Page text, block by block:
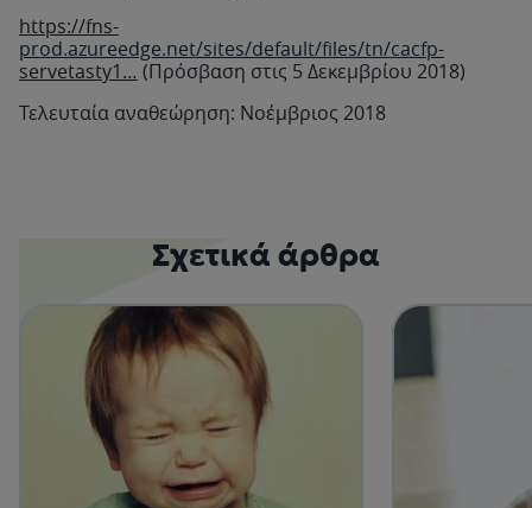
https://fns-
prod.azureedge.net/sites/default/files/tn/cacfp-
servetasty1… (Πρόσβαση στις 5 Δεκεμβρίου 2018)
Τελευταία αναθεώρηση: Νοέμβριος 2018
Σχετικά άρθρα